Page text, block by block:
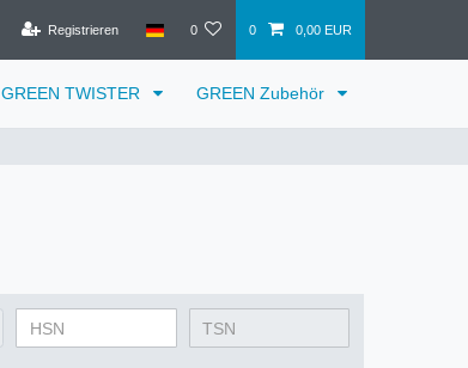
Registrieren 0 0 0,00 EUR
GREEN TWISTER GREEN Zubehör